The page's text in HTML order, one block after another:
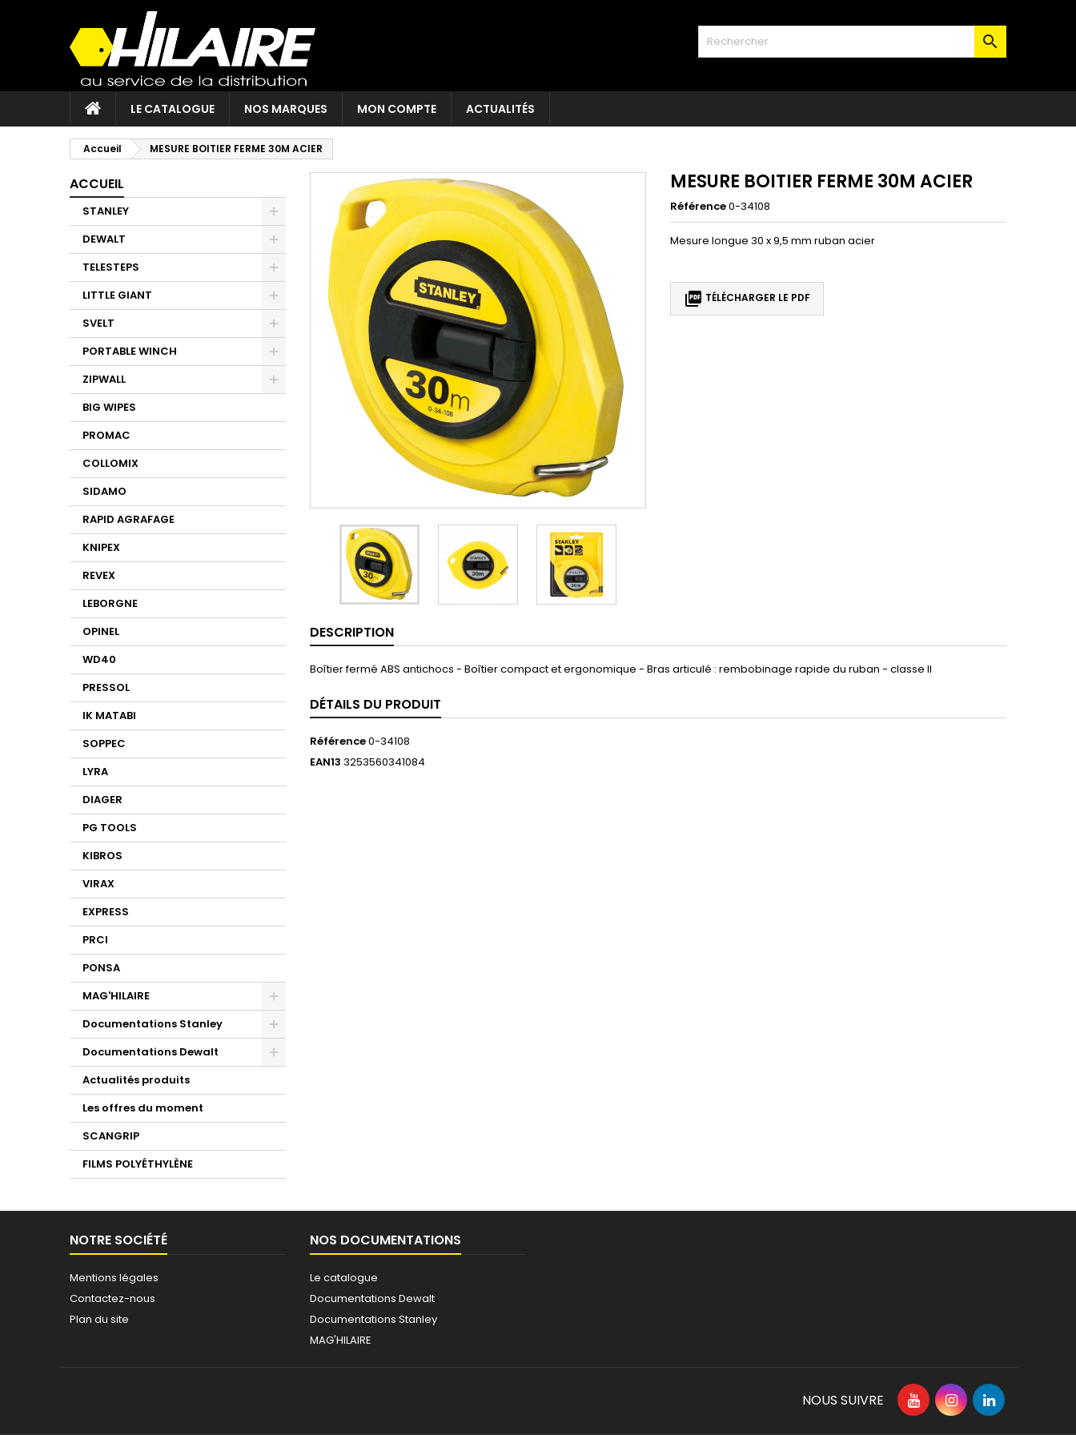

LE CATALOGUE NOS MARQUES MON COMPTE ACTUALITÉS
Accueil MESURE BOITIER FERME 30M ACIER
ACCUEIL
STANLEY
DEWALT
TELESTEPS
LITTLE GIANT
SVELT
PORTABLE WINCH
ZIPWALL
BIG WIPES
PROMAC
COLLOMIX
SIDAMO
RAPID AGRAFAGE
KNIPEX
REVEX
LEBORGNE
OPINEL
WD40
PRESSOL
IK MATABI
SOPPEC
LYRA
DIAGER
PG TOOLS
KIBROS
VIRAX
EXPRESS
PRCI
PONSA
MAG'HILAIRE
Documentations Stanley
Documentations Dewalt
Actualités produits
Les offres du moment
SCANGRIP
FILMS POLYÉTHYLÈNE
MESURE BOITIER FERME 30M ACIER
Référence0-34108
Mesure longue 30 x 9,5 mm ruban acier
 TÉLÉCHARGER LE PDF
DESCRIPTION
Boîtier fermé ABS antichocs - Boîtier compact et ergonomique - Bras articulé : rembobinage rapide du ruban - classe II
DÉTAILS DU PRODUIT
Référence0-34108
EAN13 3253560341084
NOTRE SOCIÉTÉ
Mentions légales
Contactez-nous
Plan du site
NOS DOCUMENTATIONS
Le catalogue
Documentations Dewalt
Documentations Stanley
MAG'HILAIRE
NOUS SUIVRE